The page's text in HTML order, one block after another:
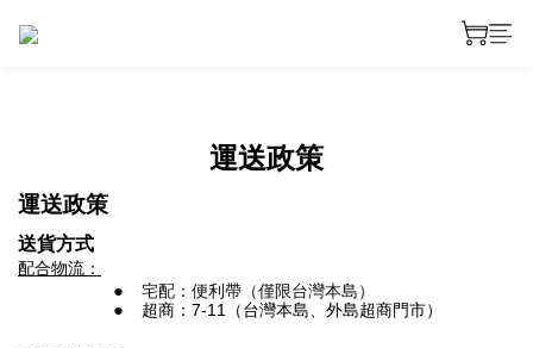
運送政策
運送政策
送貨方式
配合物流：
宅配： 便利帶 （僅限台灣本島）
超商：7-11（台灣本島、外島超商門市）